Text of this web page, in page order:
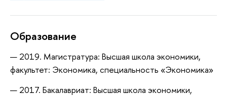
Образование
2019. Магистратура: Высшая школа экономики,
факультет: Экономика, специальность «Экономика»
2017. Бакалавриат: Высшая школа экономики,